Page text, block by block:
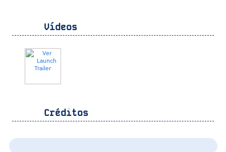
Vídeos
Créditos